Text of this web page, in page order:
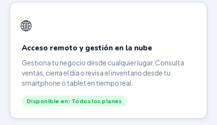
🌐
Acceso remoto y gestión en la nube
Gestiona tu negocio desde cualquier lugar. Consulta
ventas, cierra el día o revisa el inventario desde tu
smartphone o tablet en tiempo real.
Disponible en: Todos los planes